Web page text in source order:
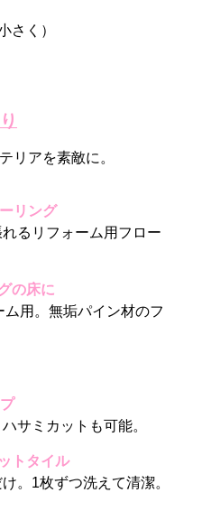
さく）
アを素敵に。
リング
るリフォーム用フロー
の床に
用。無垢パイン材のフ
サミカットも可能。
トタイル
。1枚ずつ洗えて清潔。